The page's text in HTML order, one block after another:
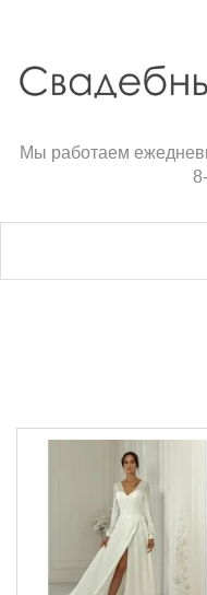
Мы работаем
8-